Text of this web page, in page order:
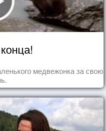
медвежонка за свою